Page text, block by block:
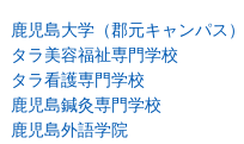
鹿児島大学（郡元キャンパス）
タラ美容福祉専門学校
タラ看護専門学校
鹿児島鍼灸専門学校
鹿児島外語学院